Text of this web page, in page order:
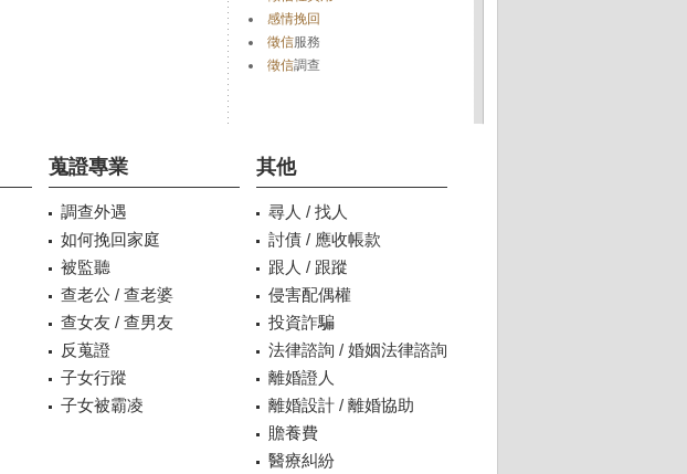
感情挽回
徵信服務
徵信調查
蒐證專業
調查外遇
如何挽回家庭
被監聽
查老公 / 查老婆
查女友 / 查男友
反蒐證
子女行蹤
子女被霸凌
其他
尋人 / 找人
討債 / 應收帳款
跟人 / 跟蹤
侵害配偶權
投資詐騙
法律諮詢 / 婚姻法律諮詢
離婚證人
離婚設計 / 離婚協助
贍養費
醫療糾紛